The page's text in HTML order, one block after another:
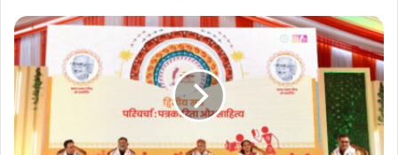
ख
न
ला
ल
दे
वां
रा
य
पु
र
सा
हि